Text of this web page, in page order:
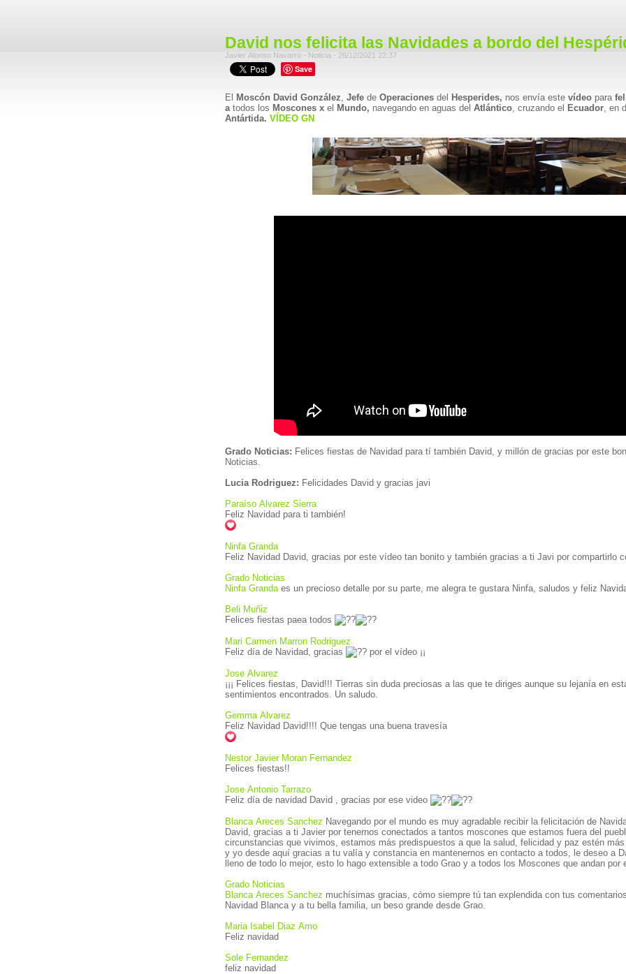
David nos felicita las Navidades a bordo del
Javier Alonso Navarro - Noticia - 26/12/2021 22:37
Save
El Moscón David González, Jefe de Operaciones del Hesperides, nos envía este vídeo para
a todos los Moscones x el Mundo, navegando en aguas del Atlántico, cruzando el Ecuador, en
Antártida. VÍDEO GN
Grado Noticias: Felices fiestas de Navidad para tí también David, y millón de gracias por este
Noticias.
Lucia Rodriguez: Felicidades David y gracias javi
Paraíso Alvarez Sierra
Feliz Navidad para ti también!
Ninfa Granda
Feliz Navidad David, gracias por este vídeo tan bonito y también gracias a ti Javi por compartirlo
Grado Noticias
Ninfa Grandaes un precioso detalle por su parte, me alegra te gustara Ninfa, saludos y feliz
Beli Muñiz
Felices fiestas paea todos
Mari Carmen Marron Rodriguez
Feliz día de Navidad, gracias
por el vídeo ¡¡
Jose Alvarez
¡¡¡ Felices fiestas, David!!! Tierras sin duda preciosas a las que te diriges aunque su lejanía en estas fechas haga aflorar
sentimientos encontrados. Un saludo.
Gemma Alvarez
Feliz Navidad David!!!! Que tengas una buena travesía
Nestor Javier Moran Fernandez
Felices fiestas!!
Jose Antonio Tarrazo
Feliz día de navidad David , gracias por ese video
Blanca Areces Sanchez Navegando por el mundo es muy agradable recibir la felicitación de Navidad que nos manda
David, gracias a ti Javier por tenernos conectados a tantos moscones que estamos fuera del pueblin, este año por las
circunstancias que vivimos, estamos más predispuestos a que la salud, felicidad y paz estén más cercanos a nosotros,
y yo desde aquí gracias a tu valía y constancia en mantenernos en contacto a todos, le deseo a David un nuevo año
lleno de todo lo mejor, esto lo hago extensible a todo Grao y a todos los Moscones
Grado Noticias
Blanca Areces Sanchez
Navidad Blanca y a tu bella familia, un beso grande desde Grao.
Maria Isabel Diaz Amo
Feliz navidad
Sole Fernandez
feliz navidad